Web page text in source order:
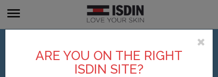
Toggle
ARE YOU ON THE RIGHT
ISDIN SITE?